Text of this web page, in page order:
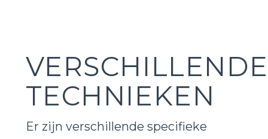
VERSCHILLENDE
TECHNIEKEN
Er zijn verschillende specifieke